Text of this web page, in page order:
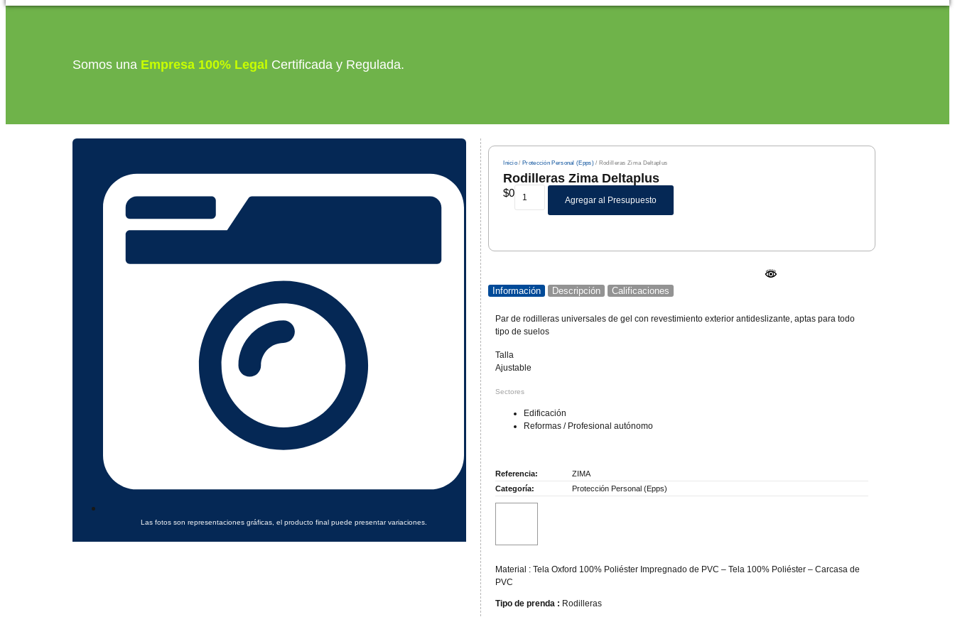
Somos una Empresa 100% Legal Certificada y Regulada.
Las fotos son representaciones gráficas, el producto final puede presentar variaciones.
Inicio /Protección Personal (Epps)/ Rodilleras Zima Deltaplus
Rodilleras Zima Deltaplus
$0
Agregar al Presupuesto
Información Descripción Calificaciones
Par de rodilleras universales de gel con revestimiento exterior antideslizante, aptas para todo
tipo de suelos
Talla
Ajustable
Sectores
Edificación
Reformas / Profesional autónomo
Referencia:
ZIMA
Categoría:
Protección Personal (Epps)
Material : Tela Oxford 100% Poliéster Impregnado de PVC – Tela 100% Poliéster – Carcasa de
PVC
Tipo de prenda : Rodilleras